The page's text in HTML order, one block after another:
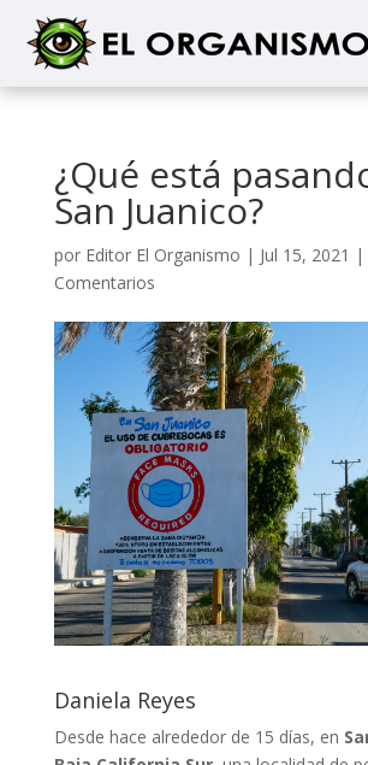
¿Qué está
San Juanico?
por Editor El Organismo | Jul 15, 2021 |
Comentarios
Daniela Reyes
Desde hace alrededor de 15 días, en